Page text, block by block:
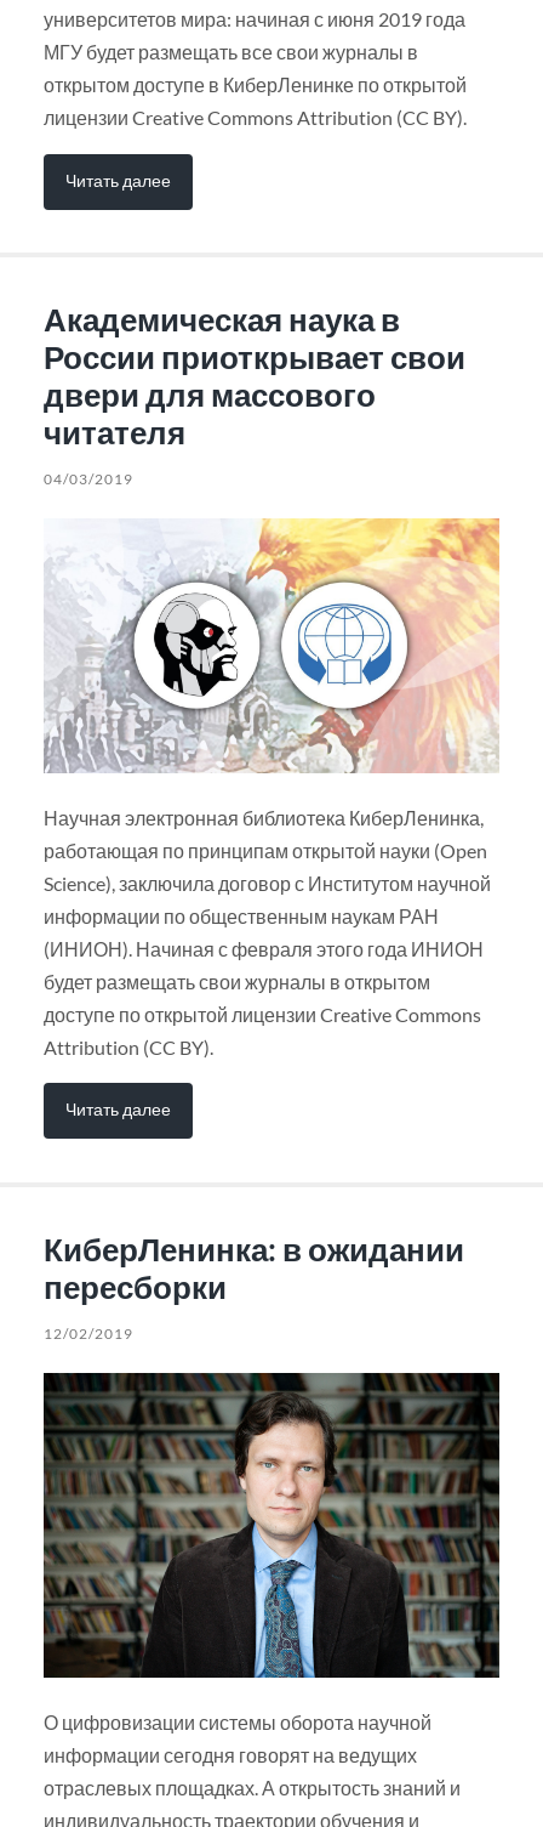
университетов мира: начиная с июня 2019 года
МГУ будет размещать все свои журналы в
открытом доступе в КиберЛенинке по открытой
лицензии Creative Commons Attribution (CC BY).
Читать далее
Академическая наука в
России приоткрывает свои
двери для массового
читателя
04/03/2019
Научная электронная библиотека КиберЛенинка,
работающая по принципам открытой науки (Open
Science), заключила договор с Институтом научной
информации по общественным наукам РАН
(ИНИОН). Начиная с февраля этого года ИНИОН
будет размещать свои журналы в открытом
доступе по открытой лицензии Creative Commons
Attribution (CC BY).
Читать далее
КиберЛенинка: в ожидании
пересборки
12/02/2019
О цифровизации системы оборота научной
информации сегодня говорят на ведущих
отраслевых площадках. А открытость знаний и
индивидуальность траектории обучения и